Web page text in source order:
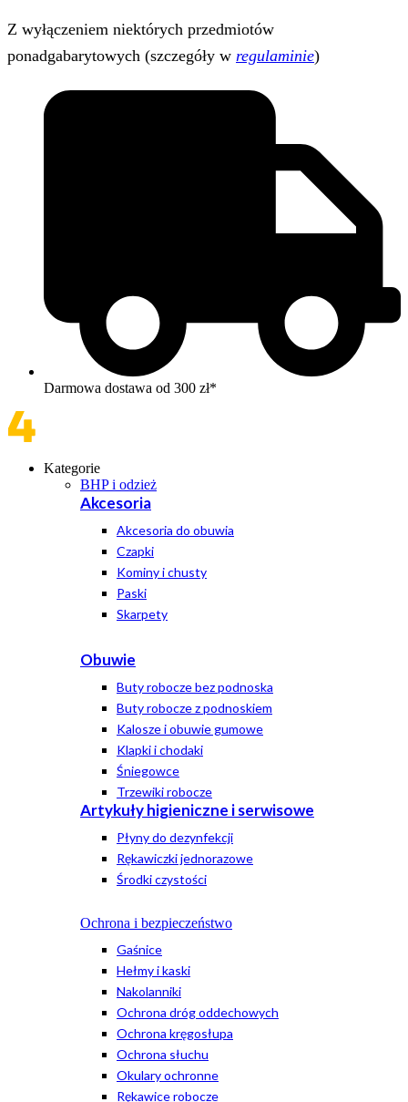
Z wyłączeniem niektórych przedmiotów
ponadgabarytowych (szczegóły w regulaminie)
Darmowa dostawa od 300 zł*
Kategorie
BHP i odzież
Akcesoria
Akcesoria do obuwia
Czapki
Kominy i chusty
Paski
Skarpety
Obuwie
Buty robocze bez podnoska
Buty robocze z podnoskiem
Kalosze i obuwie gumowe
Klapki i chodaki
Śniegowce
Trzewiki robocze
Artykuły higieniczne i serwisowe
Płyny do dezynfekcji
Rękawiczki jednorazowe
Środki czystości
Ochrona i bezpieczeństwo
Gaśnice
Hełmy i kaski
Nakolanniki
Ochrona dróg oddechowych
Ochrona kręgosłupa
Ochrona słuchu
Okulary ochronne
Rękawice robocze